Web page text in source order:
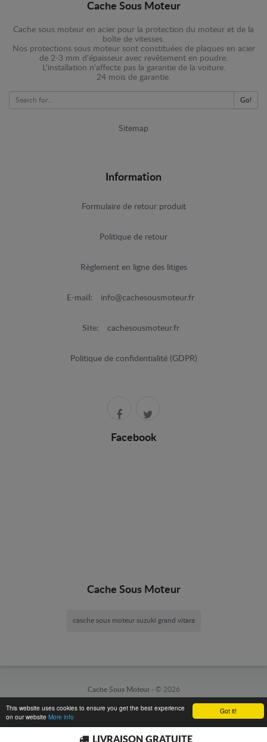
Got it!
This website uses cookies to ensure you get the best experience
on our website More info
Cache Sous Moteur
Cache sous moteur en acier pour la protection du moteur et de la
boîte de vitesses.
Nos protections sous moteur sont constituées de plaques en acier
de 2-3 mm d'épaisseur avec revêtement en poudre.
L'installation n'affecte pas la garantie de la voiture.
24 mois de garantie.
Go!
Sitemap
Information
Formulaire de retour produit
Politique de retour
Règlement en ligne des litiges
E-mail: info@cachesousmoteur.fr
Site: cachesousmoteur.fr
Politique de confidentialité (GDPR)
Facebook
Cache Sous Moteur
casche sous moteur suzuki grand vitara
Cache Sous Moteur - © 2026
LIVRAISON GRATUITE